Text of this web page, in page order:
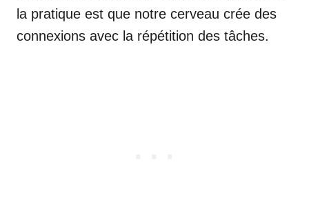
la pratique est que notre cerveau crée des
connexions avec la répétition des tâches.